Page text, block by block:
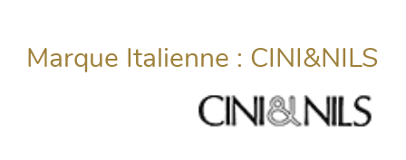
Marque Italienne : CINI&NILS